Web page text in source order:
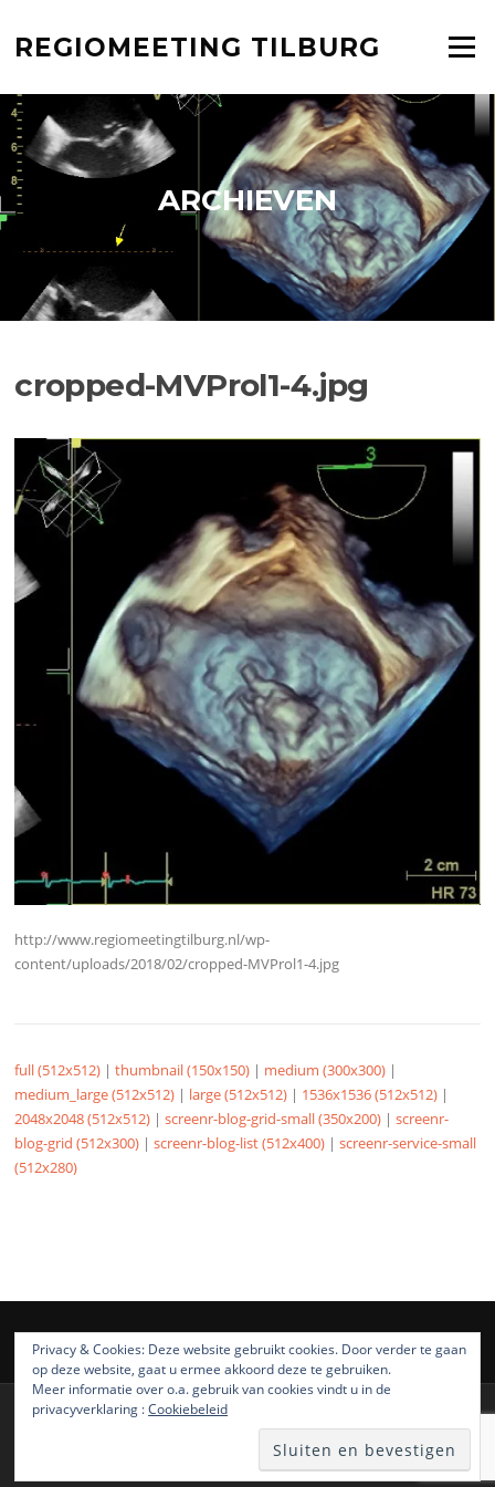
naarREGIOMEETING TILBURG Menu
ARCHIEVEN
cropped-MVProl1-4.jpg
http://www.regiomeetingtilburg.nl/wp-
content/uploads/2018/02/cropped-MVProl1-4.jpg
full (512x512) |thumbnail (150x150) | medium (300x300) |
medium_large (512x512) | large (512x512) | 1536x1536 (512x512) |
2048x2048 (512x512) |screenr-blog-grid-small (350x200) |screenr-
blog-grid (512x300) |screenr-blog-list (512x400) |screenr-service-small
(512x280)
Auteursrecht © 2026 regiomeeting tilburg. Alle rechten voorbehouden.
van FameThemes
Privacy & Cookies: Deze website gebruikt cookies. Door verder te gaan
op deze website, gaat u ermee akkoord deze te gebruiken.
Meer informatie over o.a. gebruik van cookies vindt u in de
privacyverklaring :Cookiebeleid